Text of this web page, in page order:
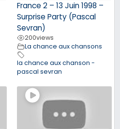
France 2 – 13 Juin 1998 –
Surprise Party (Pascal
Sevran)
200views
La chance aux chansons
la chance aux chanson -
pascal sevran